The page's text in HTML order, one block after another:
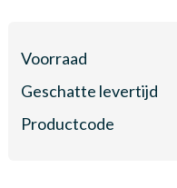
Voorraad
Geschatte levertijd
Productcode